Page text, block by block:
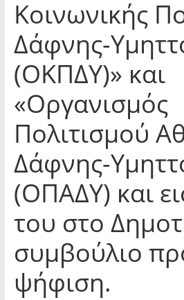
Κοινωνικής
Δάφνης-
(ΟΚΠΔΥ)» και
«Οργανισμός
Πολιτισμού
Δάφνης-
(ΟΠΑΔΥ) και
του στο
συμβούλιο
ψήφιση.